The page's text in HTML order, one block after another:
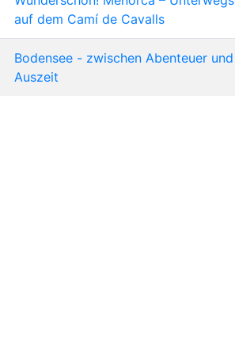
auf dem Camí de Cavalls
Bodensee - zwischen Abenteuer und
Auszeit